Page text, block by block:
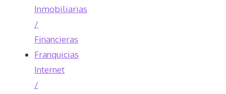
Inmobiliarias
/
Financieras
Franquicias
Internet
/